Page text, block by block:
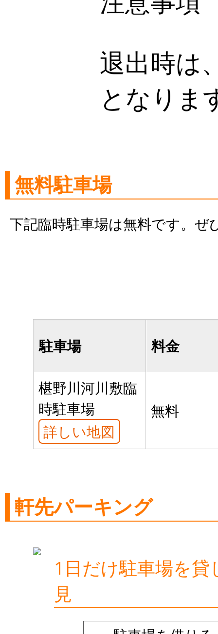
退出時は
となりま
無料駐車場
下記臨時駐車場は無料です。ぜ
駐車場 料金
椹野川河川敷臨
時駐車場
詳しい地図
無料
軒先パーキング
1日だけ駐車場を
見